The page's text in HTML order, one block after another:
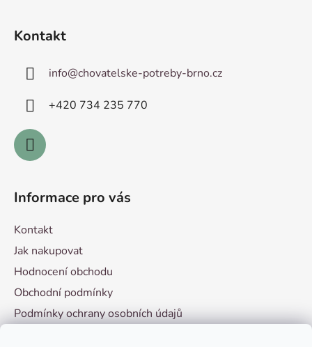
Kontakt
info@chovatelske-potreby-brno.cz
+420 ­734 235 770
Informace pro vás
Kontakt
Jak nakupovat
Hodnocení obchodu
Obchodní podmínky
Podmínky ochrany osobních údajů